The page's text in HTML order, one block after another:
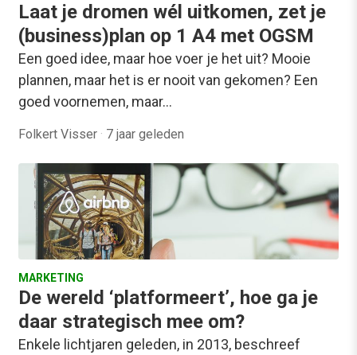
Laat je dromen wél uitkomen, zet je
(business)plan op 1 A4 met OGSM
Een goed idee, maar hoe voer je het uit? Mooie
plannen, maar het is er nooit van gekomen? Een
goed voornemen, maar…
Folkert Visser · 7 jaar geleden
MARKETING
De wereld ‘platformeert’, hoe ga je
daar strategisch mee om?
Enkele lichtjaren geleden, in 2013, beschreef